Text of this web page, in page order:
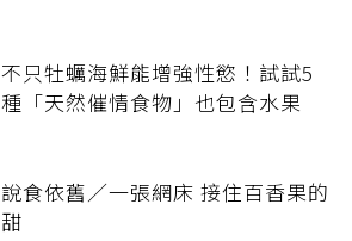
不只牡蠣海鮮能增強性慾！試試5
種「天然催情食物」也包含水果
說食依舊／一張網床 接住百香果的
甜